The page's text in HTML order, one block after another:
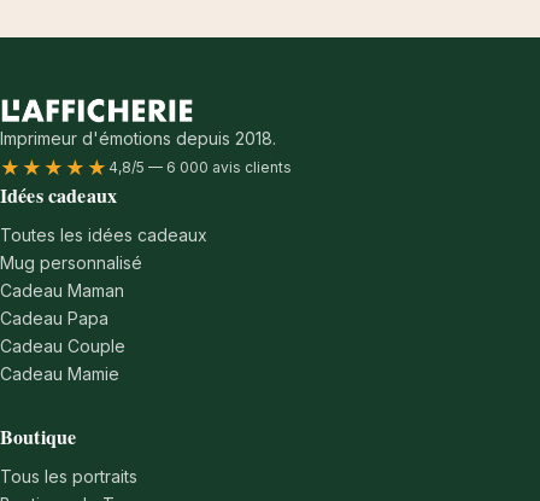
Imprimeur d'émotions depuis 2018.
★★★★★ 4,8/5 — 6 000 avis clients
Idées cadeaux
Toutes les idées cadeaux
Mug personnalisé
Cadeau Maman
Cadeau Papa
Cadeau Couple
Cadeau Mamie
Boutique
Tous les portraits